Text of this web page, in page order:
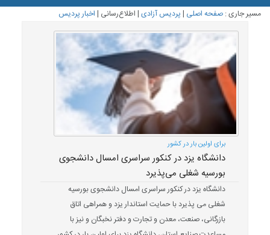
مسیر جاری :صفحه اصلی |پردیس آزادی|اطلاع‌رسانی |اخبار پردیس
برای اولین بار در کشور
دانشگاه یزد در کنکور سراسری امسال دانشجوی
بورسیه شغلی می‌پذیرد
دانشگاه یزد در کنکور سراسری امسال دانشجوی بورسیه
شغلی می پذیرد با حمایت استاندار یزد و همراهی اتاق
بازرگانی، صنعت، معدن و تجارت و دفتر نخبگان و نیز با